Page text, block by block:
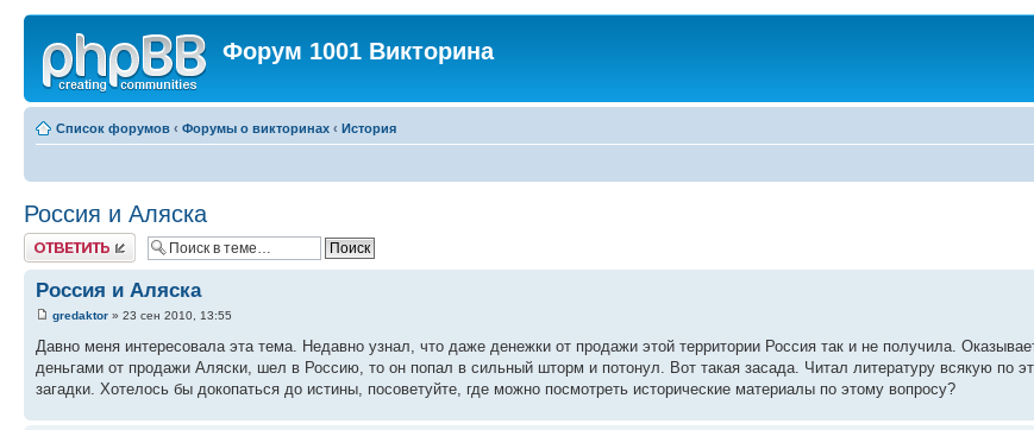
Форум 1001 Викторина
Список форумов ‹ Форумы о викторинах ‹ История
Россия и Аляска
Ответить
Россия и Аляска
gredaktor » 23 сен 2010, 13:55
Давно меня интересовала эта тема. Недавно узнал, что даже денежки от продажи этой территории Россия так и не получила.
деньгами от продажи Аляски, шел в Россию, то он попал в сильный шторм и потонул. Вот такая засада. Читал литературу всякую по
загадки. Хотелось бы докопаться до истины, посоветуйте, где можно посмотреть исторические материалы по этому вопросу?